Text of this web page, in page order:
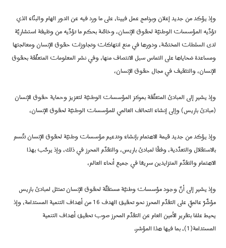
وإذ يؤكد من جديد إعلان وبرنامج عمل فيينا، على ما ورد فيه عن الدور الهام والبنّاء الذي
تؤدّيه المؤسسات الوطنيّة لحقوق الإنسان، وخاصّة بحكم ما تؤدّيه من وظيفة استشاريّة
لدى السلطات المختصّة، ودورها في منع انتهاكات وتجاوزات حقوق الإنسان ومعالجتها
ومساعدة ضحاياها على التماس سبل الانتصاف منها، وفي نشر المعلومات المتعلّقة بحقوق
الإنسان، والتثقيف في مجال حقوق الإنسان،
وإذ يشير إلى المبادئ المتعلّقة بمركز المؤسسات الوطنيّة لتعزيز وحماية حقوق الإنسان
(مبادئ باريس) وإلى إنشاء التحالف العالمي للمؤسسات الوطنيّة لحقوق الإنسان،
وإذ يؤكد من جديد قيمة الاهتمام بإنشاء وتدعيم مؤسسات وطنيّة لحقوق الإنسان تتّسم
بالاستقلال والتعدّدية، وفقًا لمبادئ باريس، والتقدّم المحرز في ذلك، وإذ يرحّب بهذا
الاهتمام والتقدّم المتزايدين سريعًا في جميع أنحاء العالم،
وإذ يشير إلى أنّ وجود مؤسسات وطنيّة مستقلّة لحقوق الإنسان تمتثل لمبادئ باريس
مؤشّرٌ عالميٌّ على التقدّم المحرز نحو تحقيق الهدف 16 من أهداف التنمية المستدامة، وإذ
يحيط علمًا بتقرير الأمين العام عن التقدّم المحرز صوب تحقيق أهداف التنمية
المستدامة(1)، بما فيها هذا المؤشر،